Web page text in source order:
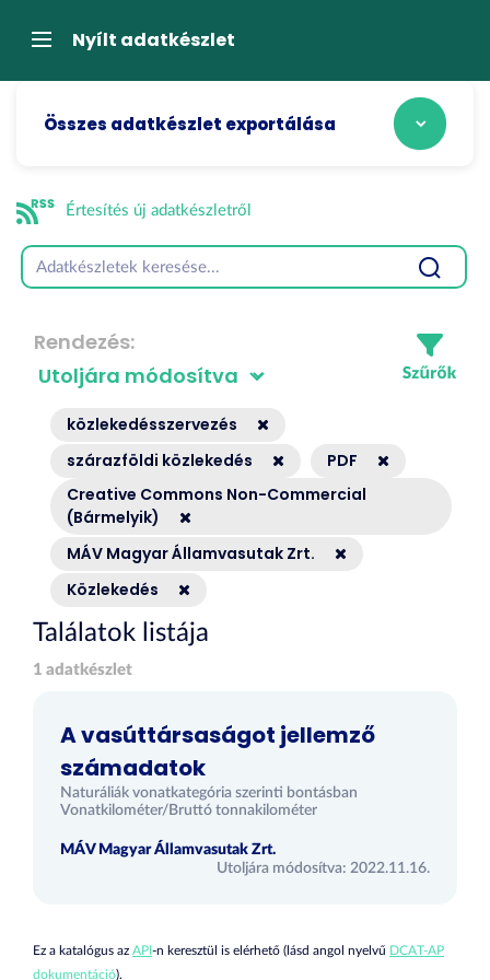
átugrásaNavigációNyílt adatkészlet
Összes adatkészlet exportálása
Értesítés új adatkészletről
Rendezés
közlekedésszervezés
szárazföldi közlekedés
PDF
Creative Commons Non-Commercial
(Bármelyik)
MÁV Magyar Államvasutak Zrt.
Közlekedés
Találatok listája
1 adatkészlet
A vasúttársaságot jellemző
számadatok
Naturáliák vonatkategória szerinti bontásban
Vonatkilométer/Bruttó tonnakilométer
MÁV Magyar Államvasutak Zrt.
Utoljára módosítva: 2022.11.16.
Ez a katalógus az API-n keresztül is elérhető (lásd angol nyelvű DCAT-AP
dokumentáció).